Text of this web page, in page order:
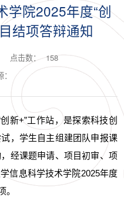
学院2025年度“创
结项答辩通知
点击数： 158
创新+”工作站，是探索科技创
， 学生自主组建团队申报课
经课题申请、项目初审、项
信息科学技术学院2025年度
。